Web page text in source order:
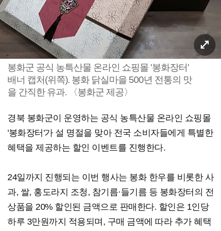
봉화군 공식 농특산물 온라인 쇼핑몰 '봉화장터'
배너 캡처(위쪽). 봉화 닭실마을 500년 전통의 맛
을 간직한 유과. 〈봉화군 제공〉
경북 봉화군이 운영하는 공식 농특산물 온라인 쇼핑몰
'봉화장터'가 설 명절을 맞아 전국 소비자들에게 특별한
혜택을 제공하는 할인 이벤트를 진행한다.
24일까지 진행되는 이번 행사는 봉화 한우를 비롯한 사
과, 쌀, 홍도라지 조청, 참기름·들기름 등 봉화장터의 전
상품을 20% 할인된 금액으로 판매한다. 할인은 1인당
하루 3만원까지 적용되며, 구매 금액에 따라 추가 혜택